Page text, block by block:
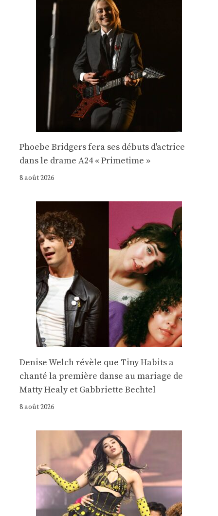
Phoebe Bridgers fera ses débuts d'actrice
dans le drame A24 « Primetime »
8 août 2026
Denise Welch révèle que Tiny Habits a
chanté la première danse au mariage de
Matty Healy et Gabbriette Bechtel
8 août 2026